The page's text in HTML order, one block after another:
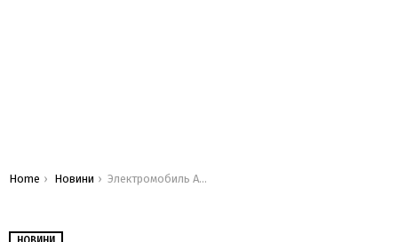
You are here:
Home Новини Электромобиль Audi e-tron получил более доступную версию и урезанный запас хода